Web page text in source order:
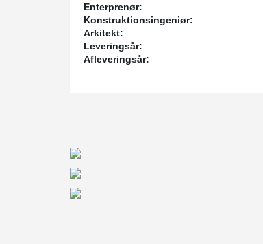
Enterprenør:
Konstruktionsingeniør:
Arkitekt:
Leveringsår:
Afleveringsår: